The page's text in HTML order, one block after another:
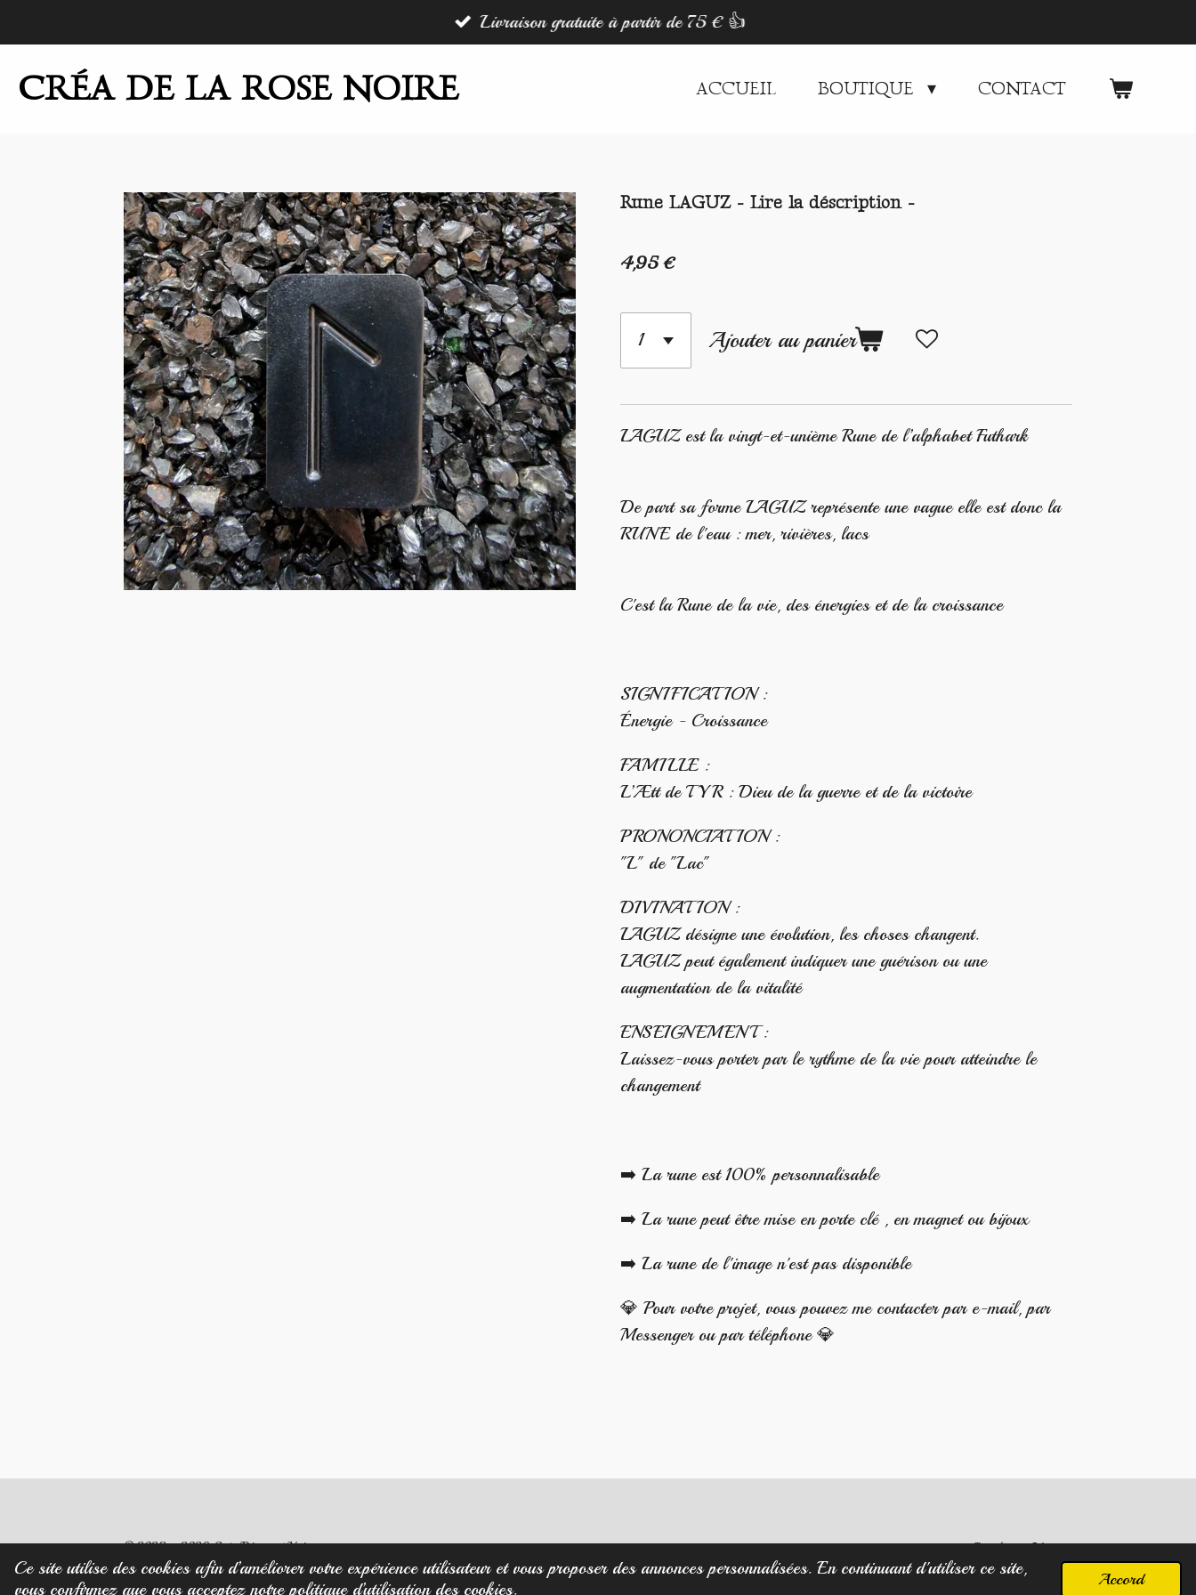
Ce site utilise des cookies afin d’améliorer votre expérience utilisateur et vous proposer des annonces personnalisées. En continuant d'utiliser ce site,
vous confirmez que vous acceptez notre politique d’utilisation des cookies.
Accord
au
contenu
principal
Livraison gratuite à partir de 75 € 👍
CRÉA DE LA ROSE NOIRE ACCUEIL BOUTIQUE CONTACT
Rune LAGUZ - Lire la déscription -
4,95 €
Ajouter au panier
LAGUZ est la vingt-et-unième Rune de l’alphabet Futhark
De part sa forme LAGUZ représente une vague elle est donc la
RUNE de l'eau : mer, rivières, lacs
C'est la Rune de la vie, des énergies et de la croissance
SIGNIFICATION :
Énergie - Croissance
FAMILLE :
L’Ætt de TYR : Dieu de la guerre et de la victoire
PRONONCIATION :
"L" de "Lac"
DIVINATION :
LAGUZ désigne une évolution, les choses changent.
LAGUZ peut également indiquer une guérison ou une
augmentation de la vitalité
ENSEIGNEMENT :
Laissez-vous porter par le rythme de la vie pour atteindre le
changement
➡️ La rune est 100% personnalisable
➡️ La rune peut être mise en porte clé , en magnet ou bijoux
➡️ La rune de l'image n'est pas disponible
💎 Pour votre projet, vous pouvez me contacter par e-mail, par
Messenger ou par téléphone 💎
© 2023 - 2026 Créa Diamant Noir Propulsé parWebador